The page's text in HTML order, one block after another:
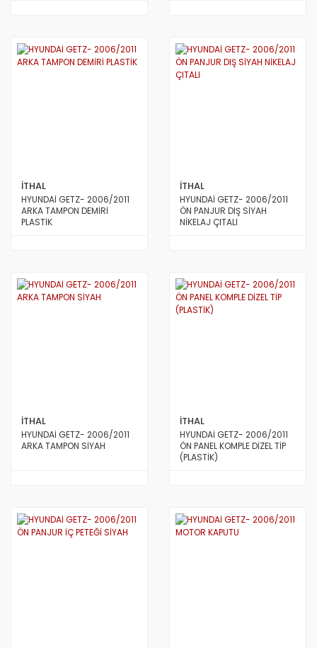
İTHAL
HYUNDAİ GETZ- 2006/2011
ARKA TAMPON DEMİRİ
PLASTİK
İTHAL
HYUNDAİ GETZ- 2006/2011
ÖN PANJUR DIŞ SİYAH
NİKELAJ ÇITALI
İTHAL
HYUNDAİ GETZ- 2006/2011
ARKA TAMPON SİYAH
İTHAL
HYUNDAİ GETZ- 2006/2011
ÖN PANEL KOMPLE DİZEL TİP
(PLASTİK)